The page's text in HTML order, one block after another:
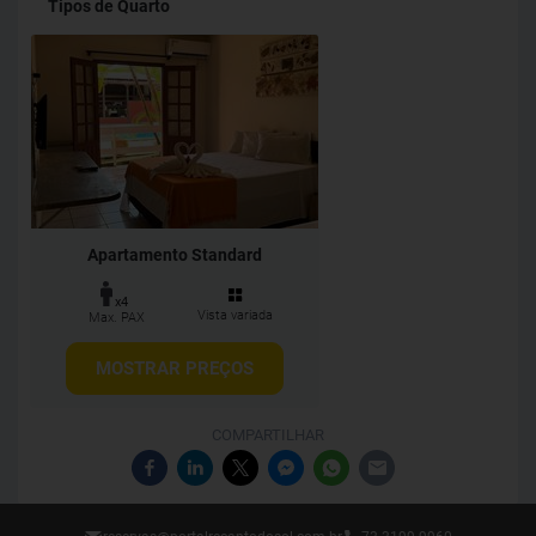
Tipos de Quarto
Apartamento Standard
x4
Max. PAX
Vista variada
MOSTRAR PREÇOS